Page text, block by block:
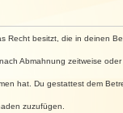
Recht besitzt, die in deinen
Abmahnung zeitweise
hat. Du gestattest dem
zuzufügen.